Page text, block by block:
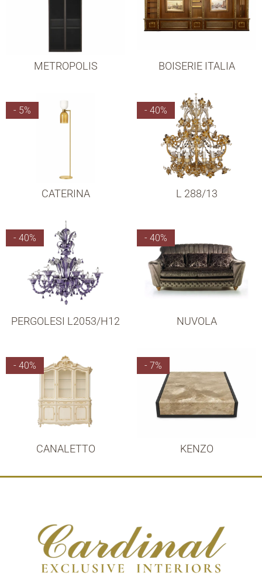
METROPOLIS BOISERIE ITALIA
- 5%
CATERINA
- 40%
L 288/13
- 40%
PERGOLESI L2053/H12
- 40%
NUVOLA
- 40%
CANALETTO
- 7%
KENZO